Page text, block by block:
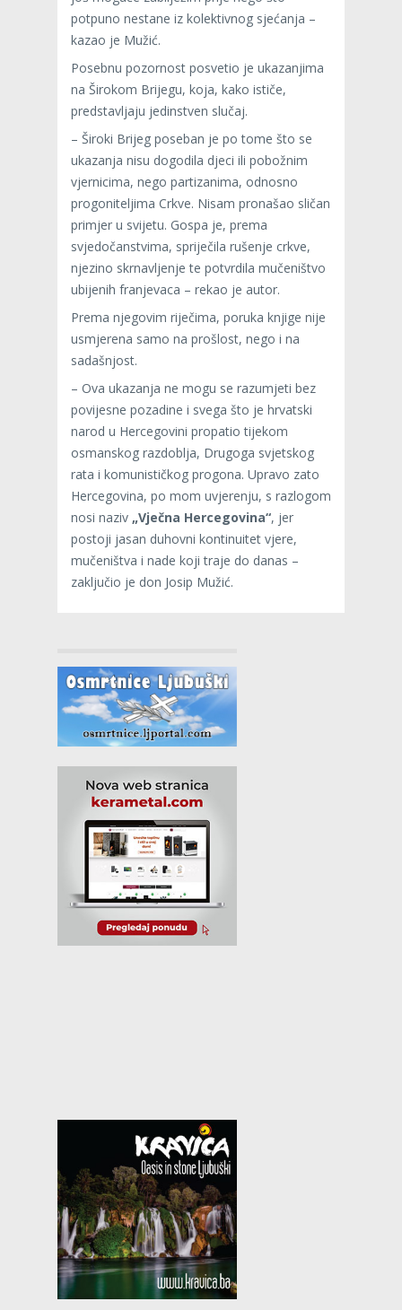
potpuno nestane iz kolektivnog sjećanja –
kazao je Mužić.
Posebnu pozornost posvetio je ukazanjima
na Širokom Brijegu, koja, kako ističe,
predstavljaju jedinstven slučaj.
– Široki Brijeg poseban je po tome što se
ukazanja nisu dogodila djeci ili pobožnim
vjernicima, nego partizanima, odnosno
progoniteljima Crkve. Nisam pronašao sličan
primjer u svijetu. Gospa je, prema
svjedočanstvima, spriječila rušenje crkve,
njezino skrnavljenje te potvrdila mučeništvo
ubijenih franjevaca – rekao je autor.
Prema njegovim riječima, poruka knjige nije
usmjerena samo na prošlost, nego i na
sadašnjost.
– Ova ukazanja ne mogu se razumjeti bez
povijesne pozadine i svega što je hrvatski
narod u Hercegovini propatio tijekom
osmanskog razdoblja, Drugoga svjetskog
rata i komunističkog progona. Upravo zato
Hercegovina, po mom uvjerenju, s razlogom
nosi naziv „Vječna Hercegovina“, jer
postoji jasan duhovni kontinuitet vjere,
mučeništva i nade koji traje do danas –
zaključio je don Josip Mužić.